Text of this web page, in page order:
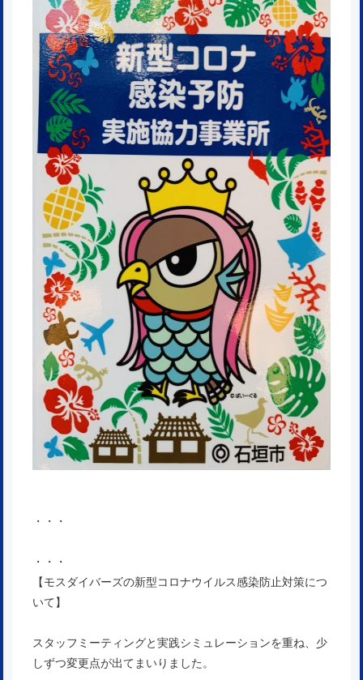
・・・
・・・
【モスダイバーズの新型コロナウイルス感染防止対策につ
いて】
スタッフミーティングと実践シミュレーションを重ね、少
しずつ変更点が出てまいりました。